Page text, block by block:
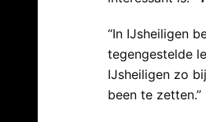
“In IJsheiligen
tegengestelde
IJsheiligen zo
been te